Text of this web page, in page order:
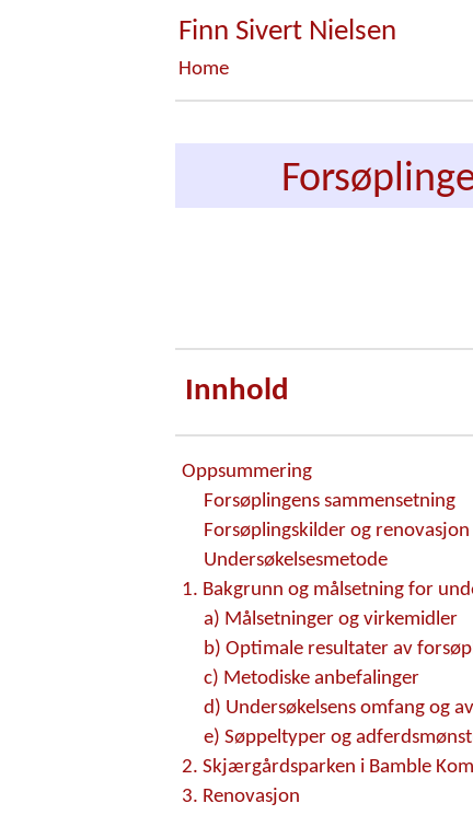
Finn Sivert Nielsen
Home
Innhold
Oppsummering
Forsøplingens sammensetning
Forsøplingskilder og renovasjon
Undersøkelsesmetode
1. Bakgrunn og målsetning for
a) Målsetninger og virkemidler
b) Optimale resultater av
c) Metodiske anbefalinger
d) Undersøkelsens omfang og
e) Søppeltyper og
2. Skjærgårdsparken i Bamble
3. Renovasjon